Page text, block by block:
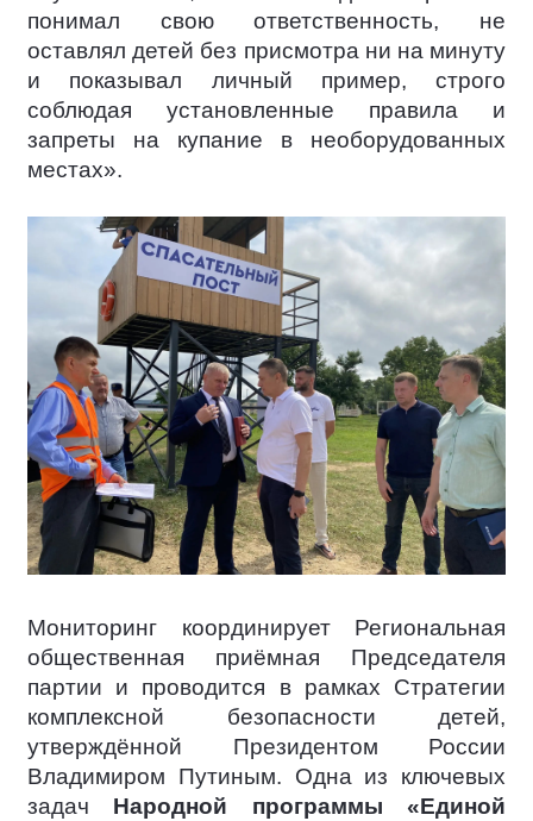
понимал свою ответственность, не
оставлял детей без присмотра ни на минуту
и показывал личный пример, строго
соблюдая установленные правила и
запреты на купание в необорудованных
местах».
Мониторинг координирует Региональная
общественная приёмная Председателя
партии и проводится в рамках Стратегии
комплексной безопасности детей,
утверждённой Президентом России
Владимиром Путиным. Одна из ключевых
задач Народной программы «Единой